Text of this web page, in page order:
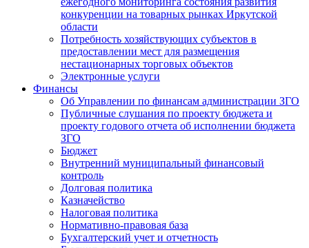
конкуренции на товарных рынках Иркутской
области
Потребность хозяйствующих субъектов в
предоставлении мест для размещения
нестационарных торговых объектов
Электронные услуги
Финансы
Об Управлении по финансам администрации ЗГО
Публичные слушания по проекту бюджета и
проекту годового отчета об исполнении бюджета
ЗГО
Бюджет
Внутренний муниципальный финансовый
контроль
Долговая политика
Казначейство
Налоговая политика
Нормативно-правовая база
Бухгалтерский учет и отчетность